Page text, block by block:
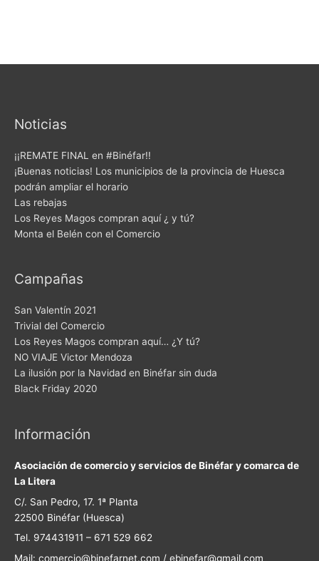
Noticias
¡¡REMATE FINAL en #Binéfar!!
¡Buenas noticias! Los municipios de la provincia de Huesca
podrán ampliar el horario
Las rebajas
Los Reyes Magos compran aquí ¿ y tú?
Monta el Belén con el Comercio
Campañas
San Valentín 2021
Trivial del Comercio
Los Reyes Magos compran aquí… ¿Y tú?
NO VIAJE Victor Mendoza
La ilusión por la Navidad en Binéfar sin duda
Black Friday 2020
Información
Asociación de comercio y servicios de Binéfar y comarca de
La Litera
C/. San Pedro, 17. 1ª Planta
22500 Binéfar (Huesca)
Tel. 974431911 – 671 529 662
Mail: comercio@binefarnet.com / ebinefar@gmail.com